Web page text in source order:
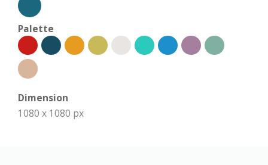
Palette
Dimension
1080 x 1080 px